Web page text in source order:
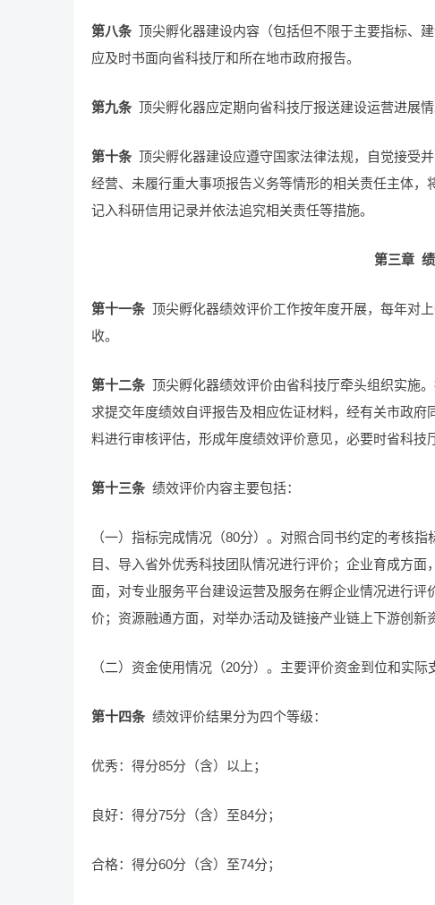
第八条 顶尖孵化器建设内容（包括但不限于主要指标、
应及时书面向省科技厅和所在地市政府报告。
第九条 顶尖孵化器应定期向省科技厅报送建设运营进展
第十条 顶尖孵化器建设应遵守国家法律法规，自觉接受
经营、未履行重大事项报告义务等情形的相关责任主体，
记入科研信用记录并依法追究相关责任等措施。
第三章
第十一条 顶尖孵化器绩效评价工作按年度开展，每年对
收。
第十二条 顶尖孵化器绩效评价由省科技厅牵头组织实施
求提交年度绩效自评报告及相应佐证材料，经有关市政
料进行审核评估，形成年度绩效评价意见，必要时省科技
第十三条 绩效评价内容主要包括：
（一）指标完成情况（80分）。对照合同书约定的考核
目、导入省外优秀科技团队情况进行评价；企业育成方
面，对专业服务平台建设运营及服务在孵企业情况进行
价；资源融通方面，对举办活动及链接产业链上下游创新
（二）资金使用情况（20分）。主要评价资金到位和实
第十四条 绩效评价结果分为四个等级：
优秀：得分85分（含）以上；
良好：得分75分（含）至84分；
合格：得分60分（含）至74分；